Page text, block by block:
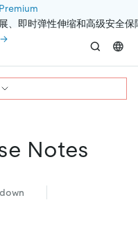
、即时弹性伸缩和高级安全保
→
Notes